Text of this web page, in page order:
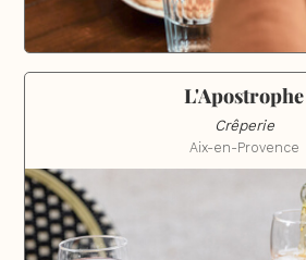
L'Apostrophe
Crêperie
Aix-en-Provence